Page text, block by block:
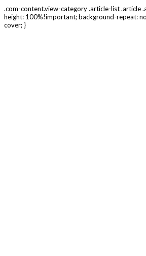
.com-content.view-category .article-list .article
height: 100%!important; background-repeat:
cover; }